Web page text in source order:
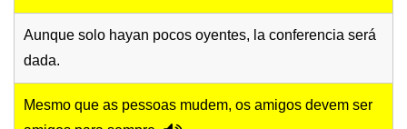
Aunque solo hayan pocos oyentes, la conferencia será
dada.
Mesmo que as pessoas mudem, os amigos devem ser